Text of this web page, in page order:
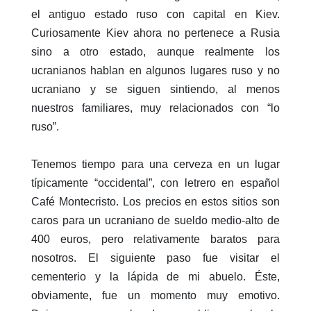
el antiguo estado ruso con capital en Kiev.
Curiosamente Kiev ahora no pertenece a Rusia
sino a otro estado, aunque realmente los
ucranianos hablan en algunos lugares ruso y no
ucraniano y se siguen sintiendo, al menos
nuestros familiares, muy relacionados con “lo
ruso”.
Tenemos tiempo para una cerveza en un lugar
típicamente “occidental”, con letrero en español
Café Montecristo. Los precios en estos sitios son
caros para un ucraniano de sueldo medio-alto de
400 euros, pero relativamente baratos para
nosotros. El siguiente paso fue visitar el
cementerio y la lápida de mi abuelo. Éste,
obviamente, fue un momento muy emotivo.